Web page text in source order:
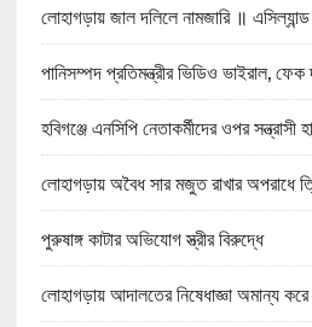
লোহাগড়ায় জাল দলিলে নামজারি ॥
পানিসম্পদ প্রতিমন্ত্রীর ভিডিও ভাইরাল, ফেক
হবিগঞ্জে এনসিপি নেতাকর্মীদের ওপর সন্ত্রাসী
লোহাগড়ায় অবৈধ সার মজুত রাখার অপরাধে
পুরুষাঙ্গ কাটার অভিযোগ স্ত্রীর বিরুদ্ধে
লোহাগড়ায় আদালতের নিষেধাজ্ঞা অমান্য